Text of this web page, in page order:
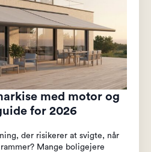
med motor og
for 2026
der risikerer at svigte, når
Mange boligejere